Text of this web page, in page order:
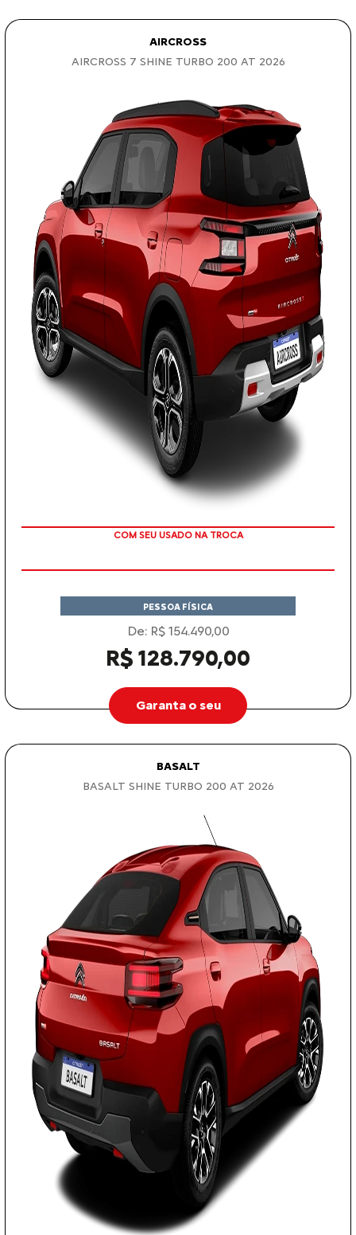
AIRCROSS
AIRCROSS 7 SHINE TURBO 200 AT 2026
TAXA ZERO
PESSOA FÍSICA
De: R$ 154.490,00
R$ 128.790,00
Garanta o seu
BASALT
BASALT SHINE TURBO 200 AT 2026